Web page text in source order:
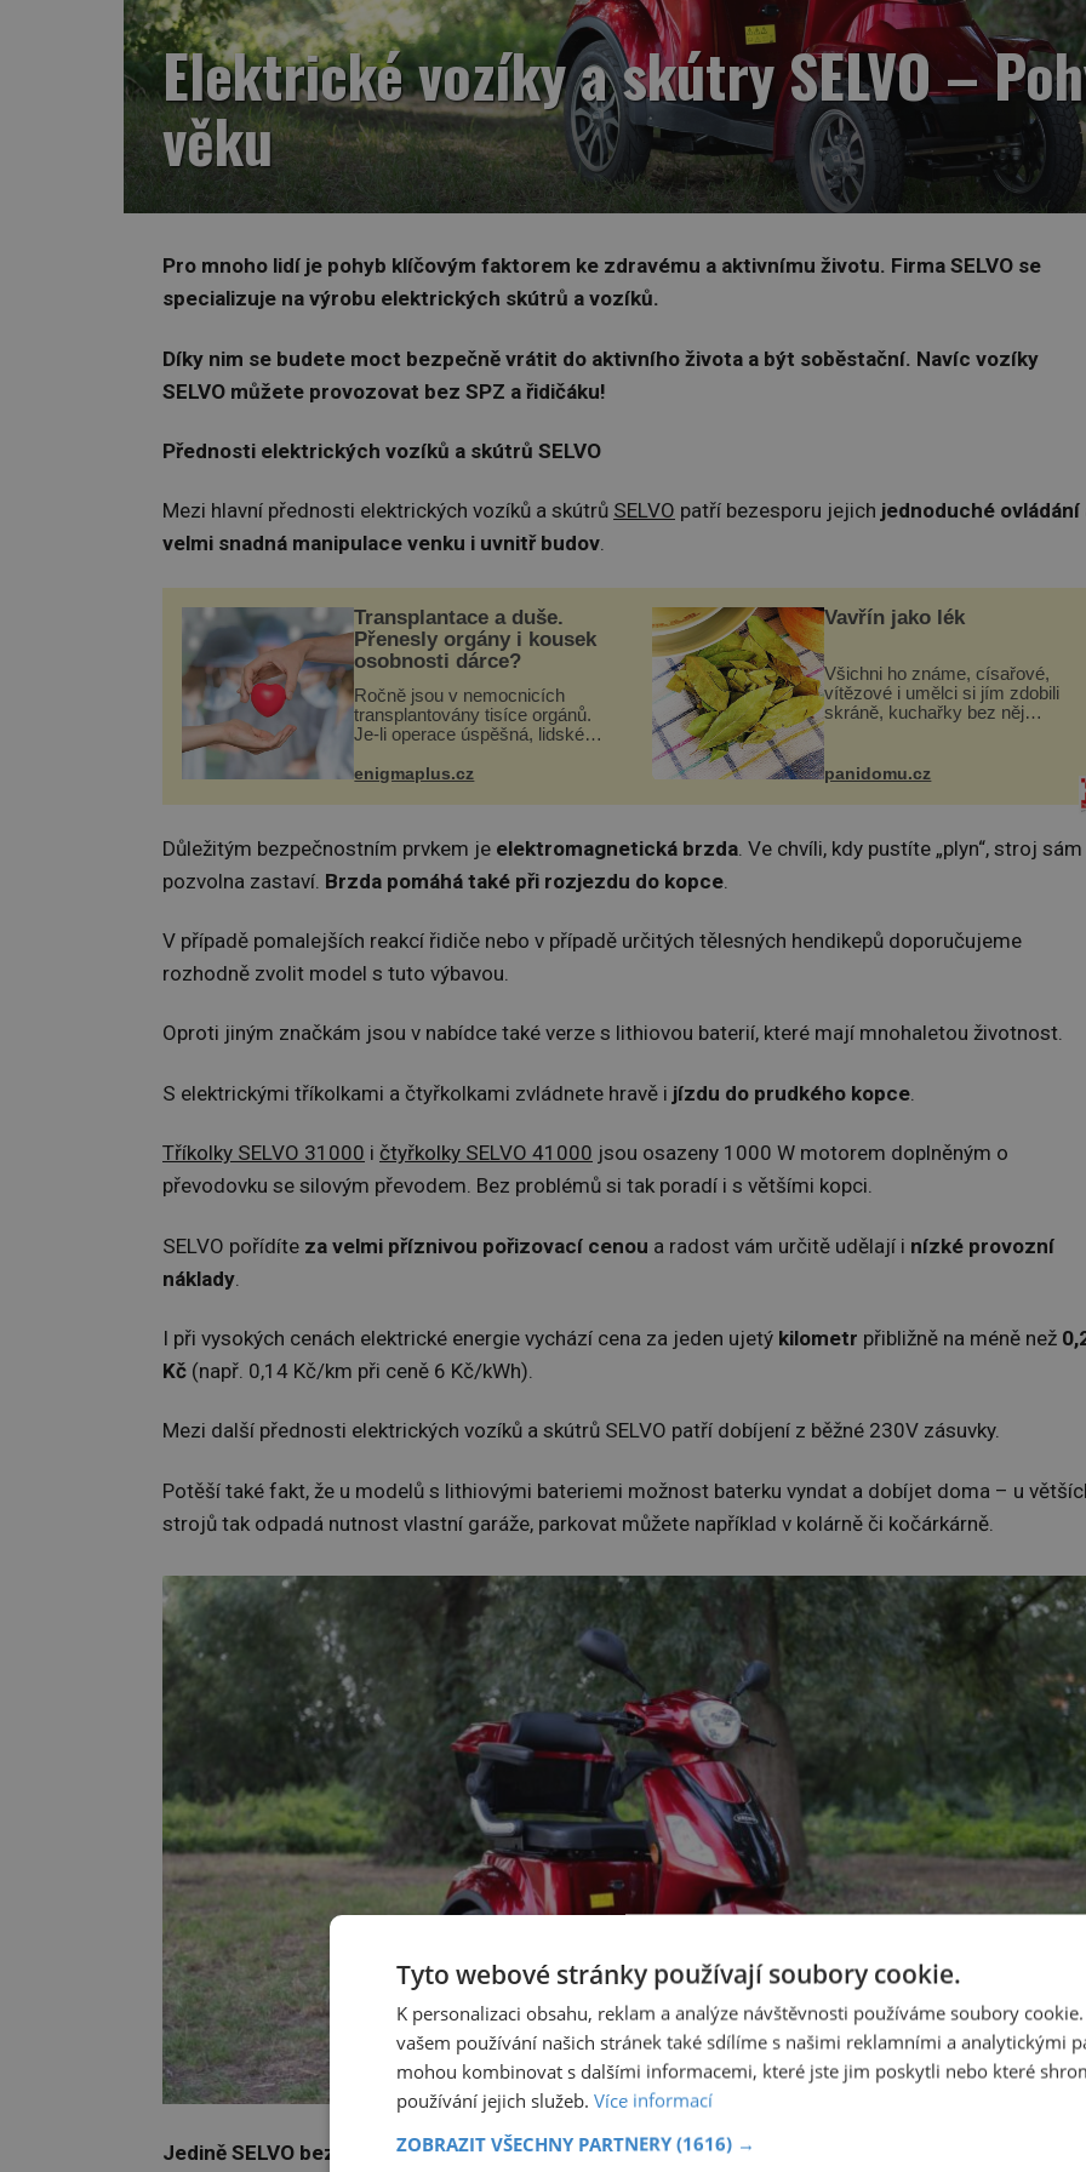
Elektrické vozíky a skútry SELVO –
věku
Pro mnoho lidí je pohyb klíčovým faktorem ke zdravému a aktivnímu životu. Firma SELVO se
specializuje na výrobu elektrických skútrů a vozíků.
Díky nim se budete moct bezpečně vrátit do aktivního života a být soběstační. Navíc vozíky
SELVO můžete provozovat bez SPZ a řidičáku!
Přednosti elektrických vozíků a skútrů SELVO
Mezi hlavní přednosti elektrických vozíků a skútrů SELVO patří bezesporu jejich jednoduché ovládání
velmi snadná manipulace venku i uvnitř budov.
Transplantace a duše.
Přenesly orgány i kousek
osobnosti dárce?
Ročně jsou v nemocnicích
transplantovány tisíce orgánů.
Je-li operace úspěšná, lidské
své a pacient může vést
při transplantaci nepřijímám...
enigmaplus.cz
Vavřín jako lék
Všichni ho známe, císařové,
vítězové i umělci si jím zdobili
skráně, kuchařky bez něj
zmírnit některé naše neduhy.
Obsahuje v malém množství
ně...
panidomu.cz
Důležitým bezpečnostním prvkem je elektromagnetická brzda . Ve chvíli, kdy pustíte „plyn“, stroj sám
pozvolna zastaví. Brzda pomáhá také při rozjezdu do kopce
V případě pomalejších reakcí řidiče nebo v případě určitých tělesných hendikepů doporučujeme
rozhodně zvolit model s tuto výbavou.
Oproti jiným značkám jsou v nabídce také verze s lithiovou baterií, které mají mnohaletou životnost.
S elektrickými tříkolkami a čtyřkolkami zvládnete hravě i jízdu do prudkého kopce
Tříkolky SELVO 31000 i čtyřkolky SELVO 41000 jsou osazeny 1000 W motorem doplněným o
převodovku se silovým převodem. Bez problémů si tak poradí i s většími kopci.
SELVO pořídíte za velmi příznivou pořizovací cenou a radost vám určitě udělají i nízké provozní
náklady
I při vysokých cenách elektrické energie vychází cena za jeden ujetý kilometr přibližně na méně než
Kč (např. 0,14 Kč/km při ceně 6 Kč/kWh).
Mezi další přednosti elektrických vozíků a skútrů SELVO patří dobíjení z běžné 230V zásuvky.
Potěší také fakt, že u modelů s lithiovými bateriemi možnost baterku vyndat a dobíjet doma – u
strojů tak odpadá nutnost vlastní garáže, parkovat můžete například v kolárně či kočárkárně.
Jedině SELVO bez SPZ a řidičáku
Tyto webové stránky používají soubory cookie.
K personalizaci obsahu, reklam a analýze návštěvnosti používáme soubory
vašem používání našich stránek také sdílíme s našimi reklamními a analytickými
mohou kombinovat s dalšími informacemi, které jste jim poskytli nebo které
používání jejich služeb. Více informací
ZOBRAZIT VŠECHNY PARTNERY (1616) →